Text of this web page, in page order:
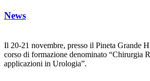
News
Il 20-21 novembre, presso il Pineta Grande
corso di formazione denominato “Chirurgia
applicazioni in Urologia”.